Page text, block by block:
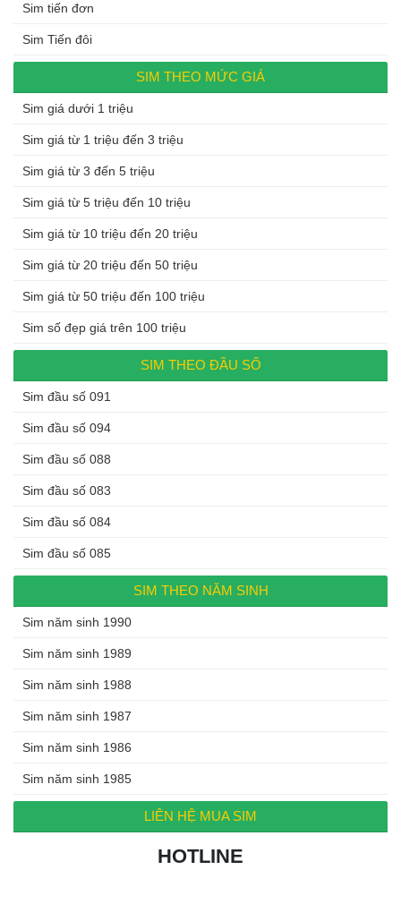
Sim tiến đơn
Sim Tiến đôi
SIM THEO MỨC GIÁ
Sim giá dưới 1 triệu
Sim giá từ 1 triệu đến 3 triệu
Sim giá từ 3 đến 5 triệu
Sim giá từ 5 triệu đến 10 triệu
Sim giá từ 10 triệu đến 20 triệu
Sim giá từ 20 triệu đến 50 triệu
Sim giá từ 50 triệu đến 100 triệu
Sim số đẹp giá trên 100 triệu
SIM THEO ĐẦU SỐ
Sim đầu số 091
Sim đầu số 094
Sim đầu số 088
Sim đầu số 083
Sim đầu số 084
Sim đầu số 085
SIM THEO NĂM SINH
Sim năm sinh 1990
Sim năm sinh 1989
Sim năm sinh 1988
Sim năm sinh 1987
Sim năm sinh 1986
Sim năm sinh 1985
LIÊN HỆ MUA SIM
HOTLINE